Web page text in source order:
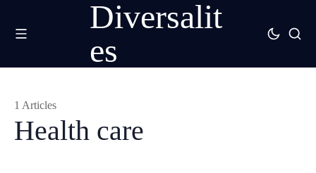
Diversalit
es
Health care
1 Articles